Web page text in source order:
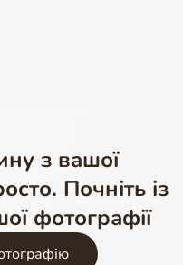
з вашої
Почніть із
фотографії